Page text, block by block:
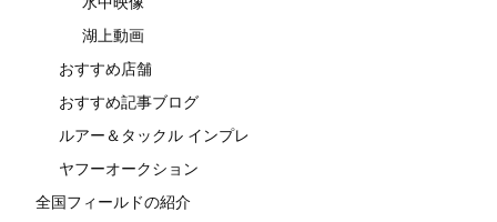
湖上動画
おすすめ店舗
おすすめ記事ブログ
ルアー＆タックル インプレ
ヤフーオークション
全国フィールドの紹介